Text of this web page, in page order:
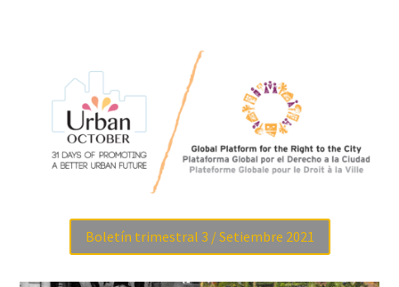
Boletín trimestral 3 / Setiembre 2021